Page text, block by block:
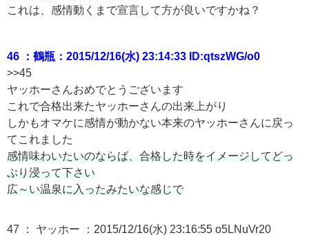
これは、感情動くまで宣言して方が良いですかね？
46 ：鶴瓶：2015/12/16(水) 23:14:33 ID:qtszWG/o0
>>45
ヤッホーさんおめでとうございます
これで合格出来たヤッホーさんの出来上がり
しかもオマケに感情が動かない本来のヤッホーさんに戻っ
てこれました
感情味わいたいのならば、合格した時をイメージしてどっ
ぷり浸って下さい
広～い温泉に入ったみたいな感じで
47 ： ヤッホー
：2015/12/16(水) 23:16:55 o5LNuVr20